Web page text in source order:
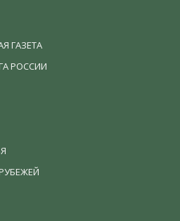
ГАЗЕТА
РОССИИ